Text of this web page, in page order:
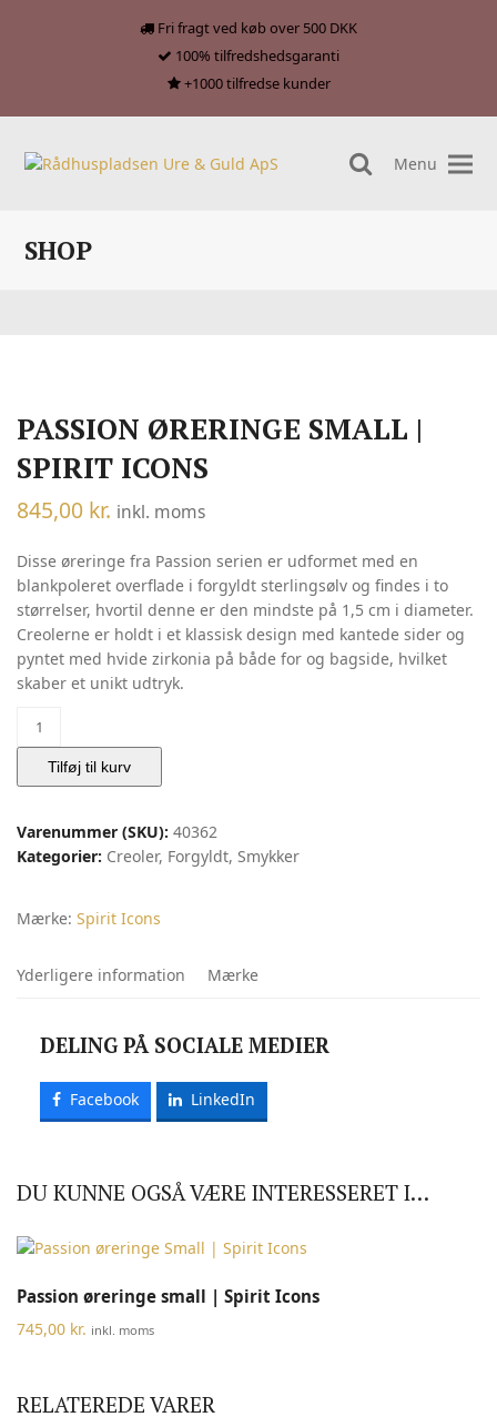
Fri fragt ved køb over 500 DKK
100% tilfredshedsgaranti
+1000 tilfredse kunder
search
Menu
SHOP
PASSION ØRERINGE SMALL |
SPIRIT ICONS
845,00 kr. inkl. moms
Disse øreringe fra Passion serien er udformet med en
blankpoleret overflade i forgyldt sterlingsølv og findes i to
størrelser, hvortil denne er den mindste på 1,5 cm i diameter.
Creolerne er holdt i et klassisk design med kantede sider og
pyntet med hvide zirkonia på både for og bagside, hvilket
skaber et unikt udtryk.
Passion
øreringe
small
|
Icons
antal
Tilføj til kurv
Varenummer (SKU): 40362
Kategorier: Creoler, Forgyldt, Smykker
Mærke: Spirit Icons
Yderligere information Mærke
DELING PÅ SOCIALE MEDIER
Facebook LinkedIn
DU KUNNE OGSÅ VÆRE INTERESSERET I…
Passion øreringe small | Spirit Icons
745,00 kr. inkl. moms
RELATEREDE VARER